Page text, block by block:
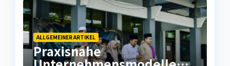
ALLGEMEINER ARTIKEL
Praxisnahe